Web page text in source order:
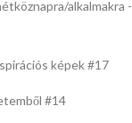
alkalmakra -
képek #17
#14